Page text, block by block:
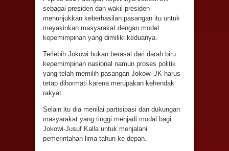
sebagai presiden dan wakil presiden
menunjukkan keberhasilan pasangan itu untuk
meyakinkan masyarakat dengan model
kepemimpinan yang dimiliki keduanya.
Terlebih Jokowi bukan berasal dari darah biru
kepemimpinan nasional namun proses politik
yang telah memilih pasangan Jokowi-JK harus
tetap dihormati karena merupakan kehendak
rakyat.
Selain itu dia menilai partisipasi dan dukungan
masyarakat yang tinggi menjadi modal bagi
Jokowi-Jusuf Kalla untuk menjalani
pemerintahan lima tahun ke depan.